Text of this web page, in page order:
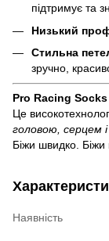
підтримує та
Низький
Стильна
зручно,
Pro Racing
Це
головою, серцем
Біжи швидко.
Наявність